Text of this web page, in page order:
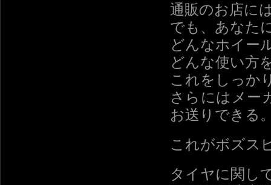
通販のお店に
でも、あなた
どんなホイー
どんな使い方
これをしっか
さらにはメー
お送りできる
これがボズス
タイヤに関し